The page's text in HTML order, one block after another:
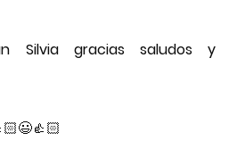
Silvia gracias saludos y